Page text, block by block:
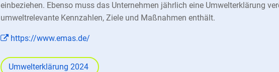
einbeziehen. Ebenso muss das Unternehmen jährlich eine Umwelterklärung
umweltrelevante Kennzahlen, Ziele und Maßnahmen enthält.
https://www.emas.de/
Umwelterklärung 2024